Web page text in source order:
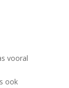
vooral
ook